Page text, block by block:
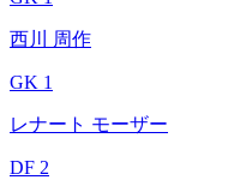
西川 周作
GK 1
レナート モーザー
DF 2